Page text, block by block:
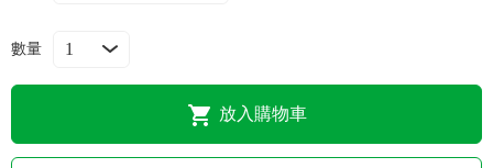
數量
放入購物車